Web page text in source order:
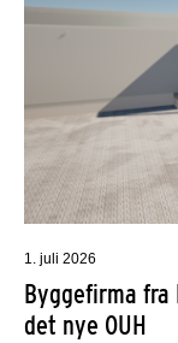
1. juli 2026
Byggefirma fra
det nye OUH